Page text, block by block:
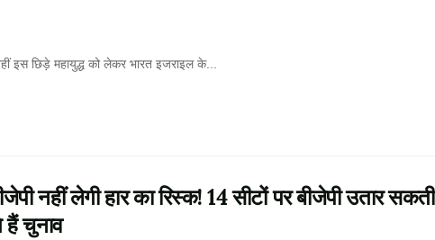
इस छिड़े महायुद्ध को लेकर भारत इजराइल के...
लेगी हार का रिस्क! 14 सीटों पर बीजेपी उतार
चुनाव